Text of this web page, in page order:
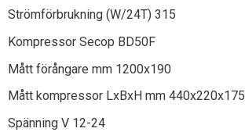
Strömförbrukning (W/24T) 315
Kompressor Secop BD50F
Mått förångare mm 1200x190
Mått kompressor LxBxH mm 440x220x175
Spänning V 12-24